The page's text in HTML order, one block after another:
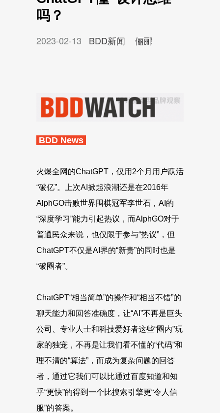
吗？
2023-02-13 BDD新闻 俪郦
BDD News
火爆全网的ChatGPT，仅用2个月用户跃活
“破亿”。上次AI掀起浪潮还是在2016年
AlphGO击败世界围棋冠军李世石，AI的
“深度学习”能力引起热议，而AlphGO对于
普通民众来说，也仅限于参与“热议”，但
ChatGPT不仅是AI界的“新贵”的同时也是
“破圈者”。
ChatGPT“相当简单”的操作和“相当不错”的
聊天能力和回答准确度，让“AI”不再是巨头
公司、专业人士和科技爱好者这些“圈内”玩
家的独宠，不再是让我们看不懂的“代码”和
理不清的“算法”，而成为复杂问题的回答
者，通过它我们可以比通过百度知道和知
乎“更快”的得到一个比搜索引擎更“令人信
服”的答案。